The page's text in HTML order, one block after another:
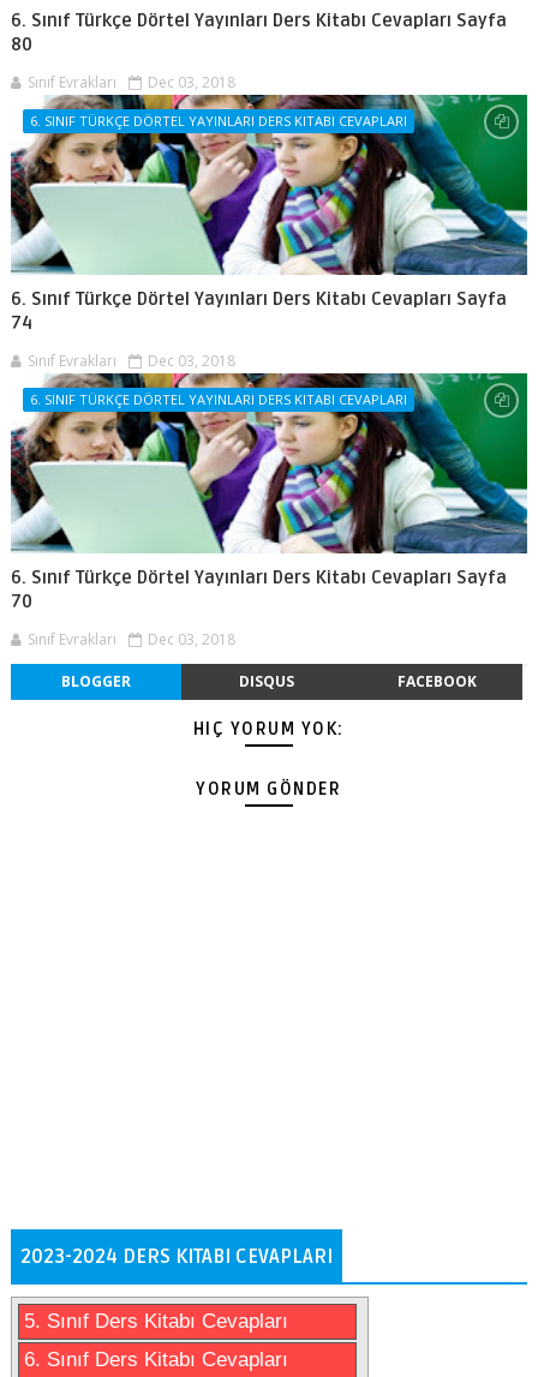
6. Sınıf Türkçe Dörtel Yayınları Ders Kitabı Cevapları Sayfa
80
Sınıf Evrakları Dec 03, 2018
6. SINIF TÜRKÇE DÖRTEL YAYINLARI DERS KITABI CEVAPLARI
6. Sınıf Türkçe Dörtel Yayınları Ders Kitabı Cevapları Sayfa
74
Sınıf Evrakları Dec 03, 2018
6. SINIF TÜRKÇE DÖRTEL YAYINLARI DERS KITABI CEVAPLARI
6. Sınıf Türkçe Dörtel Yayınları Ders Kitabı Cevapları Sayfa
70
Sınıf Evrakları Dec 03, 2018
BLOGGER DISQUS FACEBOOK
HIÇ YORUM YOK:
YORUM GÖNDER
2023-2024 DERS KITABI CEVAPLARI
5. Sınıf Ders Kitabı Cevapları
6. Sınıf Ders Kitabı Cevapları